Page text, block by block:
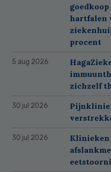
hartfalen
procent
5 aug 2026
zichzelf
30 jul 2026
30 jul 2026
Klinieken